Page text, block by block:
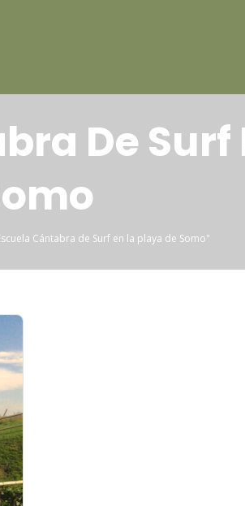
De Surf
Cántabra de Surf en la playa de Somo"